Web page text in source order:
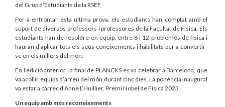
del Grup d’Estudiants de la RSEF.
Per a enfrontar esta última prova, els estudiants han comptat amb el
suport de diversos professors i professores de la Facultat de Física. Els
estudiants han de resoldre en equip, entre 8 i 12 problemes de física i
hauran d’aplicar tots els seus coneixements i habilitats per a convertir-
se en els millors del món.
En l’edició anterior, la final de PLANCKS es va celebrar a Barcelona, que
va acollir equips d’arreu del món durant cinc dies. La ponència inaugural
va estar a càrrec d’Anne L’Huillier, Premi Nobel de Física 2023.
Un equip amb més reconeixements